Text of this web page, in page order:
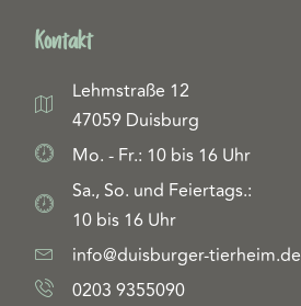
Kontakt
Lehmstraße 12
47059 Duisburg
Mo. - Fr.: 10 bis 16 Uhr
Sa., So. und Feiertags.:
10 bis 16 Uhr
info@duisburger-tierheim.de
0203 9355090